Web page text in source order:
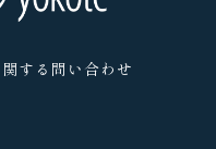
関する問い合わせ